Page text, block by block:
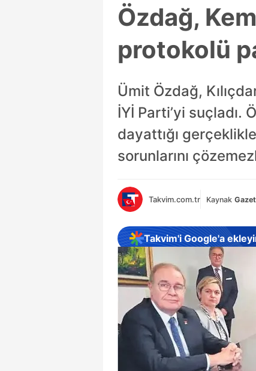
Özdağ,
protokolü
Ümit Özdağ,
İYİ Parti’yi suçladı.
dayattığı
sorunlarını
Takvim.com.tr Kaynak
Takvim'i Google'a